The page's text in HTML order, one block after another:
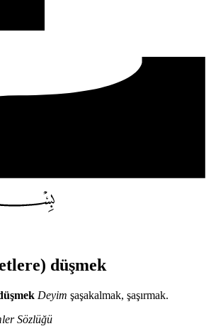
düşmek
Deyim şaşakalmak, şaşırmak.
Sözlüğü